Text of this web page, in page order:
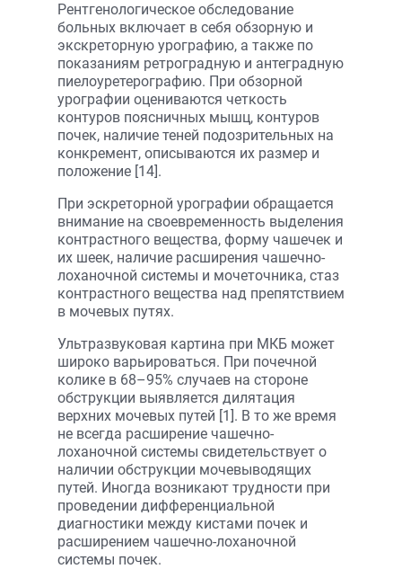
Рентгенологическое обследование
больных включает в себя обзорную и
экскреторную урографию, а также по
показаниям ретроградную и антеградную
пиелоуретерографию. При обзорной
урографии оцениваются четкость
контуров поясничных мышц, контуров
почек, наличие теней подозрительных на
конкремент, описываются их размер и
положение [14].
При эскреторной урографии обращается
внимание на своевременность выделения
контрастного вещества, форму чашечек и
их шеек, наличие расширения чашечно-
лоханочной системы и мочеточника, стаз
контрастного вещества над препятствием
в мочевых путях.
Ультразвуковая картина при МКБ может
широко варьироваться. При почечной
колике в 68–95% случаев на стороне
обструкции выявляется дилятация
верхних мочевых путей [1]. В то же время
не всегда расширение чашечно-
лоханочной системы свидетельствует о
наличии обструкции мочевыводящих
путей. Иногда возникают трудности при
проведении дифференциальной
диагностики между кистами почек и
расширением чашечно-лоханочной
системы почек.